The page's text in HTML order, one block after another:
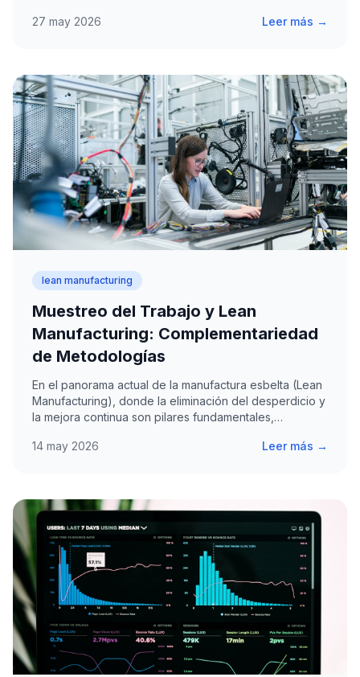
27 may 2026
Leer más →
lean manufacturing
Muestreo del Trabajo y Lean
Manufacturing: Complementariedad
de Metodologías
En el panorama actual de la manufactura esbelta (Lean
Manufacturing), donde la eliminación del desperdicio y
la mejora continua son pilares fundamentales,…
14 may 2026 Leer más →